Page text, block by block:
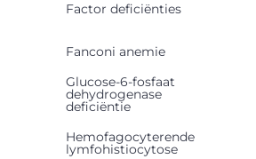
Factor deficiënties
Fanconi anemie
Glucose-6-fosfaat
dehydrogenase
deficiëntie
Hemofagocyterende
lymfohistiocytose